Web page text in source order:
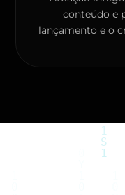
conteúdo e
lançamento e o